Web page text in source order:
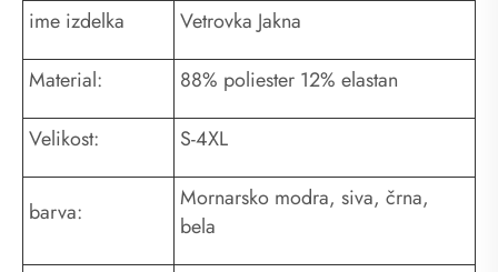
ime izdelka Vetrovka Jakna
Material: 88% poliester 12% elastan
Velikost: S-4XL
barva:
Mornarsko modra, siva, črna,
bela